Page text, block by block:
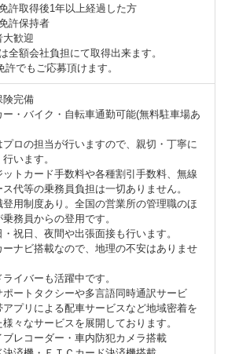
許取得後1年以上経過した方
許保持者
大歓迎
全額会社負担にて取得出来ます。
許でもご応募頂けます。
完備
・バイク・自転車通勤可能(無料駐車場あ
ロの担当が行いますので、親切・丁寧に
います。
トカード手数料や各種割引手数料、無線
代等の乗務員負担は一切ありません。
用制度あり。全国の営業所の管理職のほ
乗務員からの登用です。
祝日、夜間や出張面接も行います。
ナビ搭載なので、地理の不安はありませ
イバーも活躍中です。
ートタクシーや多言語同時通訳サービ
アプリによる配車サービスなど地域密着を
様々なサービスを展開しております。
レコーダー・車内防犯カメラ搭載